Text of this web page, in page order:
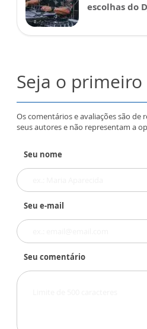
escolhas do
Seja o
Os comentários e avaliações são de
seus autores e não representam a
Seu nome
Seu e-mail
Seu comentário